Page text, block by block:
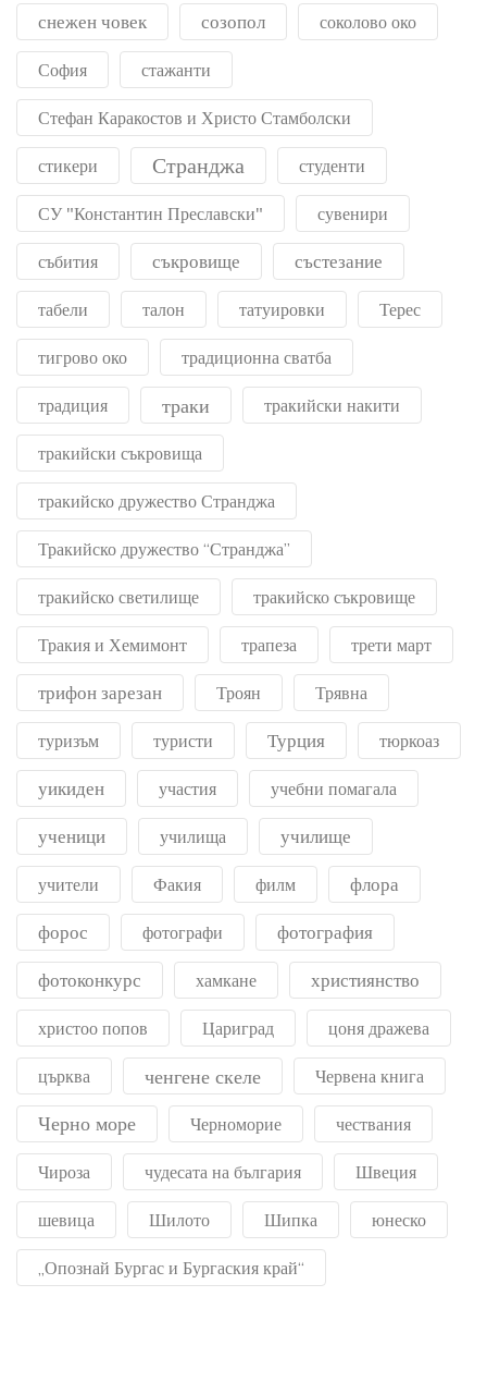
снежен човек созопол соколово око
София стажанти
Стефан Каракостов и Христо Стамболски
стикери Странджа студенти
СУ "Константин Преславски" сувенири
събития съкровище състезание
табели талон татуировки Терес
тигрово око традиционна сватба
традиция траки тракийски накити
тракийски съкровища
тракийско дружество Странджа
Тракийско дружество “Странджа”
тракийско светилище тракийско съкровище
Тракия и Хемимонт трапеза трети март
трифон зарезан Троян Трявна
туризъм туристи Турция тюркоаз
уикиден участия учебни помагала
ученици училища училище
учители Факия филм флора
форос фотографи фотография
фотоконкурс хамкане християнство
христоо попов Цариград цоня дражева
църква ченгене скеле Червена книга
Черно море Черноморие чествания
Чироза чудесата на българия Швеция
шевица Шилото Шипка юнеско
„Опознай Бургас и Бургаския край“